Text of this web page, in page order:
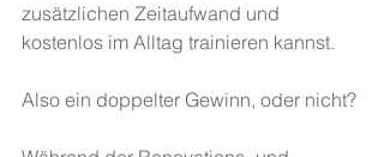
zusätzlichen Zeitaufwand und
kostenlos im Alltag trainieren kannst.
Also ein doppelter Gewinn, oder nicht?